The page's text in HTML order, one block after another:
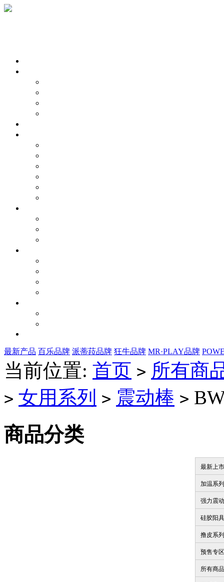
最新产品 百乐品牌 派蒂菈品牌 狂牛品牌 MR·PLAY品牌
当前位置: 首页 > 所有商
> 女用系列 > 震动棒 >
商品分类
最新上市
加温系列
强力震动
硅胶阳具
撸皮系列
预售专区
所有商品